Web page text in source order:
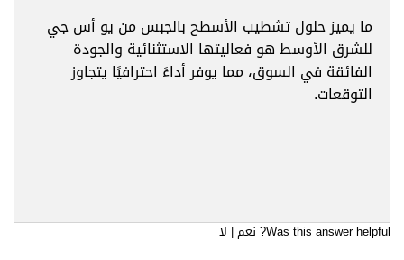
ما يميز حلول تشطيب الأسطح بالجبس من يو أس جي
للشرق الأوسط هو فعاليتها الاستثنائية والجودة
الفائقة في السوق، مما يوفر أداءً احترافيًا يتجاوز
التوقعات.
Was this answer helpful? نعم| لا